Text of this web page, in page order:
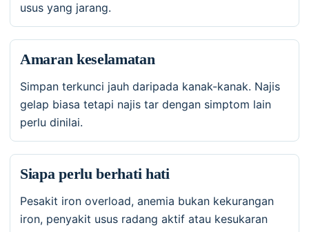
usus yang jarang.
Amaran keselamatan
Simpan terkunci jauh daripada kanak-kanak. Najis
gelap biasa tetapi najis tar dengan simptom lain
perlu dinilai.
Siapa perlu berhati hati
Pesakit iron overload, anemia bukan kekurangan
iron, penyakit usus radang aktif atau kesukaran